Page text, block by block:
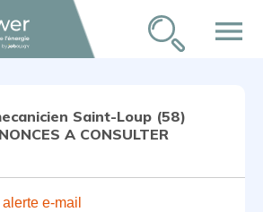
menu
Saint-Loup (58)
A CONSULTER
e-mail